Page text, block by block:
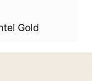
Gold